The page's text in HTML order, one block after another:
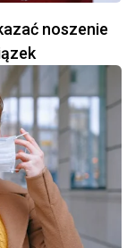
noszenie